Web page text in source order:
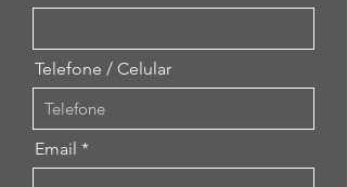
Telefone / Celular
Email